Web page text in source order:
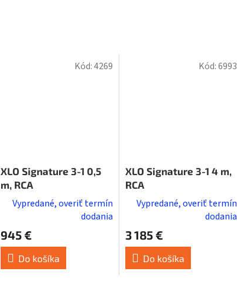
XLO Signature 3-1 0,5
m, RCA
Vypredané, overiť termín
dodania
945 €
Do košíka
Kód:4269
XLO Signature 3-1 4 m,
RCA
Vypredané, overiť termín
dodania
3 185 €
Do košíka
Kód:6993